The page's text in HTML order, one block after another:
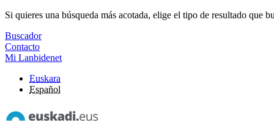
Si quieres una búsqueda más acotada, elige el tipo de resultado que
Buscador
Contacto
Mi Lanbidenet
Euskara
Español